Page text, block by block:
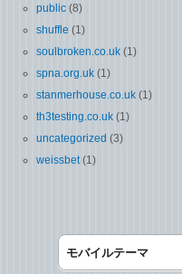
public (8)
shuffle (1)
soulbroken.co.uk (1)
spna.org.uk (1)
stanmerhouse.co.uk (1)
th3testing.co.uk (1)
uncategorized (3)
weissbet (1)
モバイルテーマ